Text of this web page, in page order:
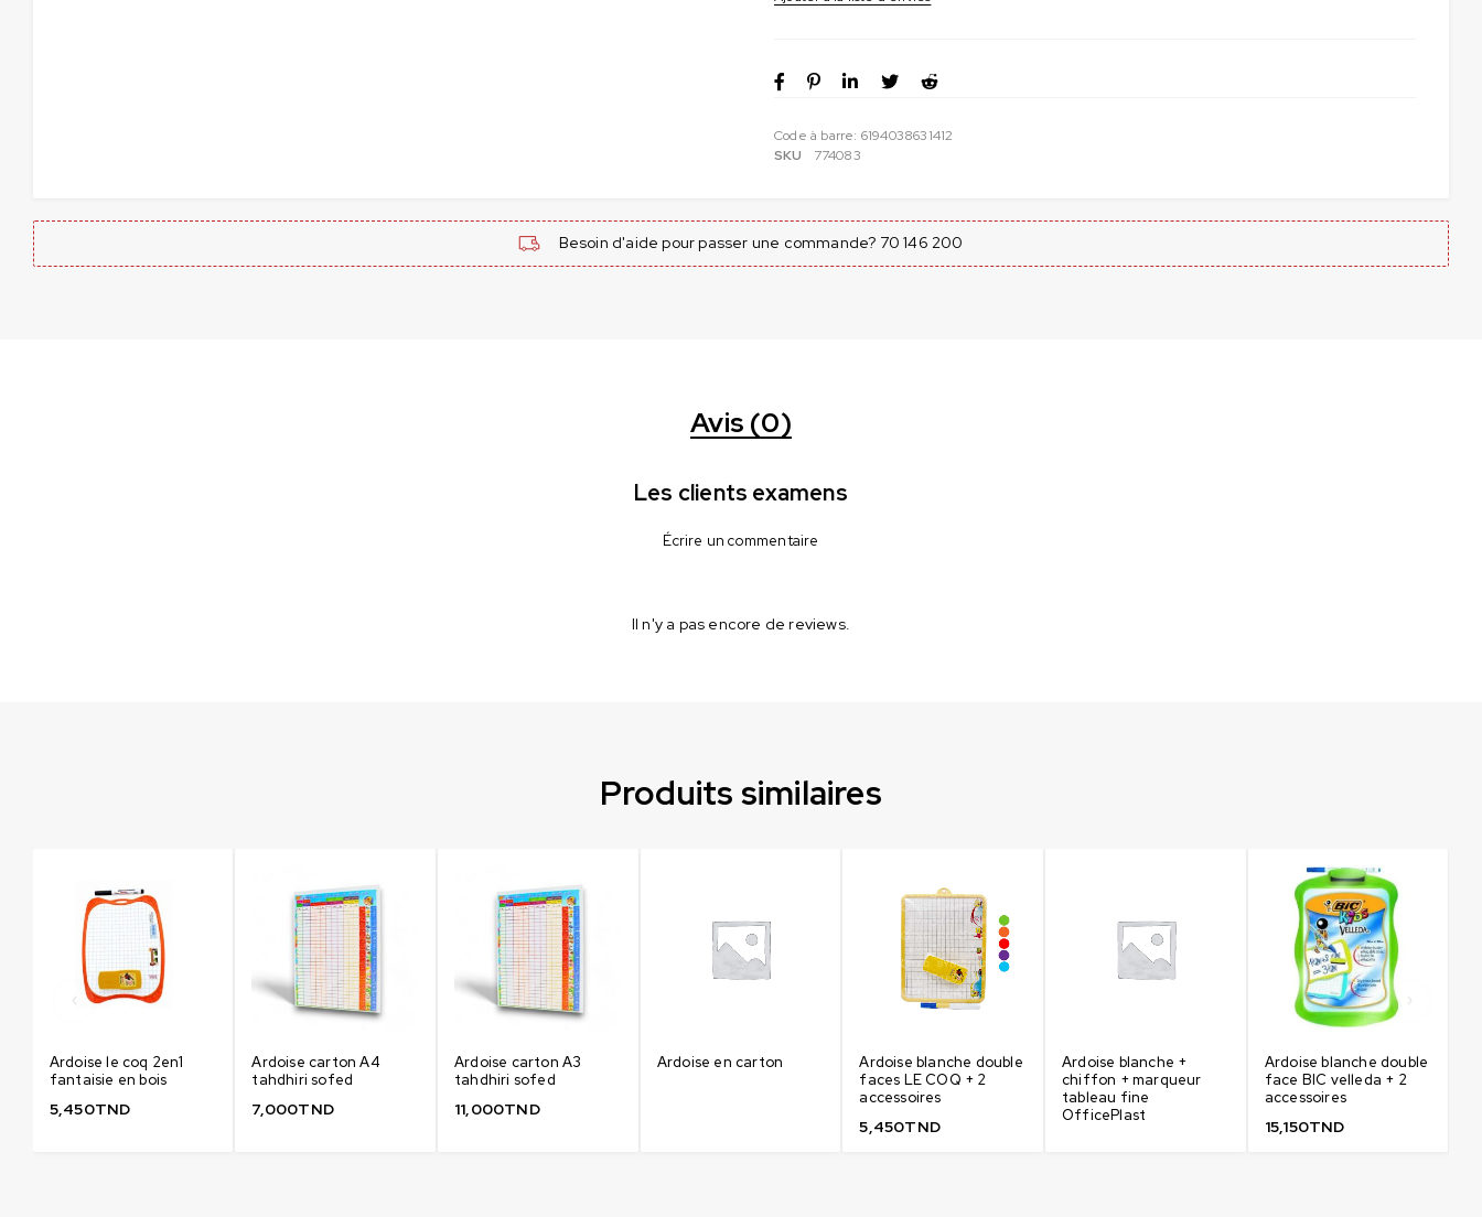
Code à barre: 6194038631412
SKU
774083
Besoin d'aide pour passer une commande? 70 146 200
Avis (0)
Les clients examens
Écrire un commentaire
Il n'y a pas encore de reviews.
Produits similaires
Ardoise le coq 2en1
fantaisie en bois
5,450TND
Ardoise carton A4
tahdhiri sofed
7,000TND
Ardoise carton A3
tahdhiri sofed
11,000TND
Ardoise en carton
Ardoise blanche double
faces LE COQ + 2
accessoires
5,450TND
Ardoise blanche +
chiffon + marqueur
tableau fine
OfficePlast
Ardoise blanche double
face BIC velleda + 2
accessoires
15,150TND